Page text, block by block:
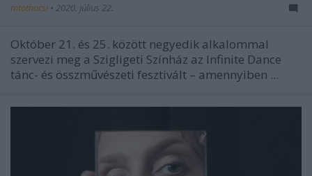
mtothorsi • 2020. július 22.
Október 21. és 25. között negyedik alkalommal
szervezi meg a Szigligeti Színház az Infinite Dance
tánc- és összművészeti fesztivált – amennyiben ...